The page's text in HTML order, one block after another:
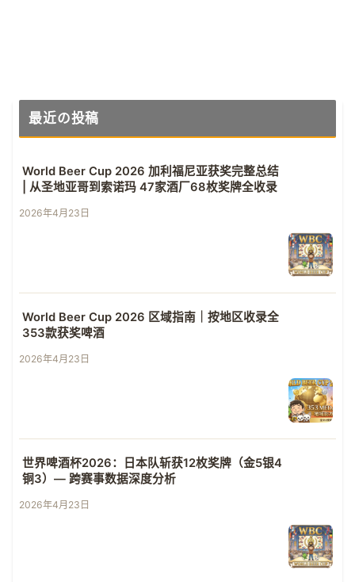
最近の投稿
World Beer Cup 2026 加利福尼亚获奖完整总结
| 从圣地亚哥到索诺玛 47家酒厂68枚奖牌全收录
2026年4月23日
World Beer Cup 2026 区域指南｜按地区收录全
353款获奖啤酒
2026年4月23日
世界啤酒杯2026：日本队斩获12枚奖牌（金5银4
铜3）— 跨赛事数据深度分析
2026年4月23日